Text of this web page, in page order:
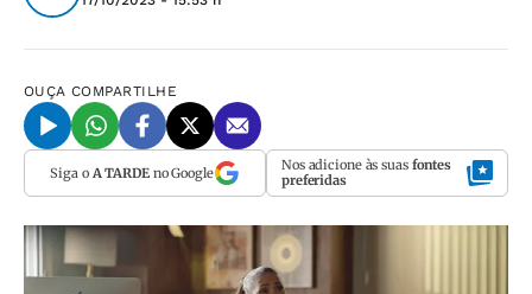
OUÇA COMPARTILHE
Siga o A TARDEno Google Nos adicione às suas fontes
preferidas